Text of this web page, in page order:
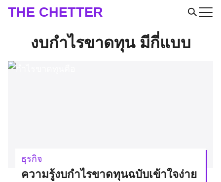
SkipTHE CHETTER
งบกําไรขาดทุน มีกี่แบบ
ธุรกิจ
ความรู้งบกำไรขาดทุนฉบับเข้าใจง่าย